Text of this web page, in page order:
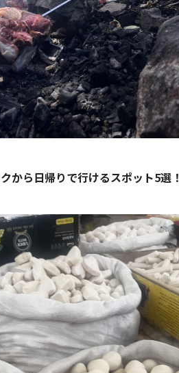
から日帰りで行けるスポット5選！